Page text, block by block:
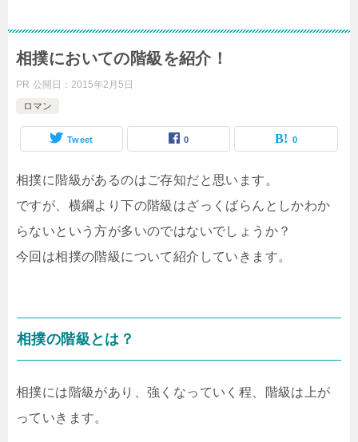
相撲においての階級を紹介！
PR 公開日：2015年2月5日
ロマン
Tweet 0 0
相撲に階級があるのはご存知だと思います。
ですが、横綱より下の階級はざっくばらんとしかわか
らないという方が多いのではないでしょうか？
今回は相撲の階級について紹介していきます。
相撲の階級とは？
相撲には階級があり、強くなっていく程、階級は上が
っていきます。